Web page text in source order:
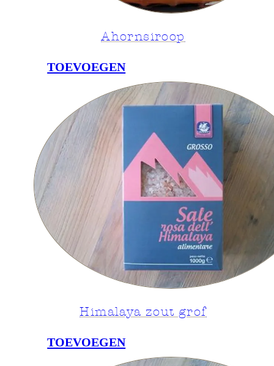
Ahornsiroop
TOEVOEGEN
Himalaya zout grof
TOEVOEGEN